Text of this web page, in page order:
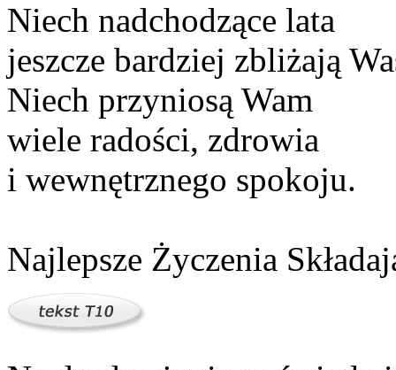
Niech nadchodzące lata
jeszcze bardziej zbliżają
Niech przyniosą Wam
wiele radości, zdrowia
i wewnętrznego spokoju.
Najlepsze Życzenia